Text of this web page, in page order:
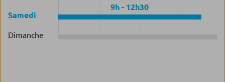
Samedi
9h - 12h30
Dimanche